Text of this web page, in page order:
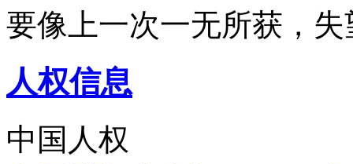
要像上一次一无所获，
人权信息
中国人权